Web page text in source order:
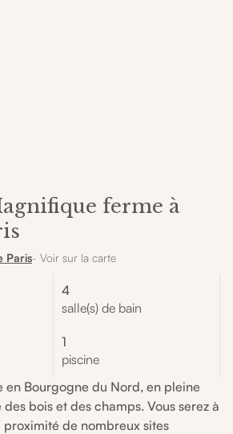
ferme à
Paris- Voir sur la carte
4
salle(s) de bain
1
piscine
en Bourgogne du Nord, en pleine
bois et des champs. Vous serez à
proximité de nombreux sites